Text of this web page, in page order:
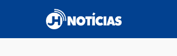
conteúdo